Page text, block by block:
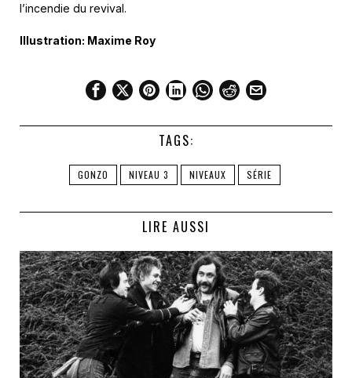
l’incendie du revival.
Illustration: Maxime Roy
TAGS:
GONZO NIVEAU 3 NIVEAUX SÉRIE
LIRE AUSSI